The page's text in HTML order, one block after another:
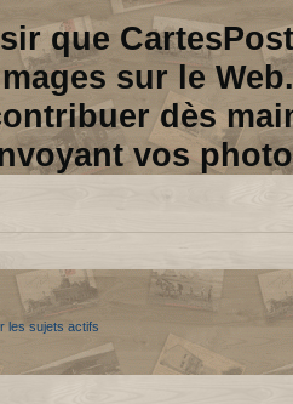
que
sur le Web.
dès
vos
les sujets actifs